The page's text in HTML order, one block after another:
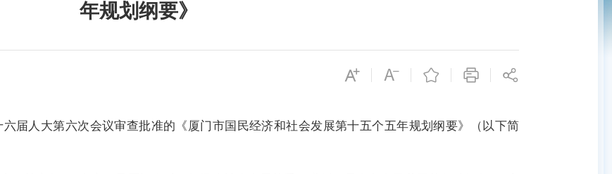
年规划纲要》
人大第六次会议审查批准的《厦门市国民经济和社会发展第十五个五年规划纲要》（以下简